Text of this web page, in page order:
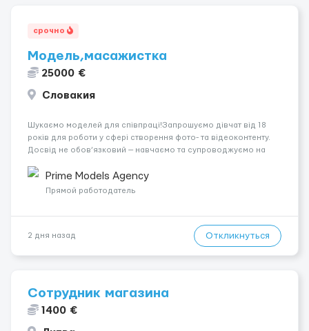
срочно
Модель,масажистка
25000 €
Словакия
Шукаємо моделей для співпраці!Запрошуємо дівчат від 18
років для роботи у сфері створення фото- та відеоконтенту.
Досвід не обов’язковий — навчаємо та супроводжуємо на
конфіденційність і професійну підтримку. Працюємо офіційно,
поважаємо особ...
Prime Models Agency
Прямой работодатель
2 дня назад Откликнуться
Сотрудник магазина
1400 €